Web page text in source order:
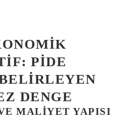
PIDE
DENGE
MALIYET YAPISI